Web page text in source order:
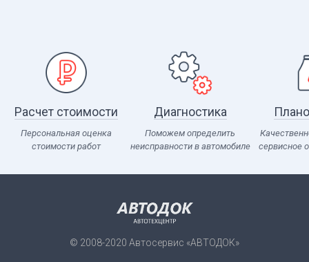
Расчет стоимости
Персональная оценка
стоимости работ
Диагностика
Поможем определить
неисправности в автомобиле
сервисное
© 2008-2020 Автосервис «АВТОДОК»